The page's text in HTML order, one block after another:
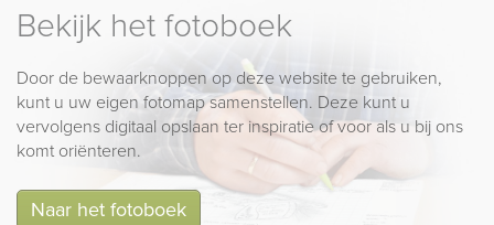
Bekijk het fotoboek
Door de bewaarknoppen op deze website te gebruiken,
kunt u uw eigen fotomap samenstellen. Deze kunt u
vervolgens digitaal opslaan ter inspiratie of voor als u bij ons
komt oriënteren.
Naar het fotoboek